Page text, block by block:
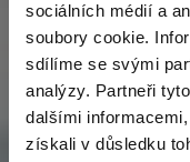
sociálních médií a
soubory cookie.
sdílíme se svými
analýzy. Partneři
dalšími
získali v důsledku
Nejčastěji
polovinu!
Sháníte solidní a
OSVČ, firmu či
sjednejte si u